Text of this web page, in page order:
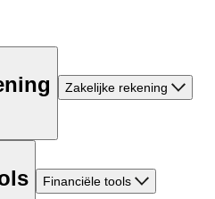
Zakelijke rekening
Financiële tools